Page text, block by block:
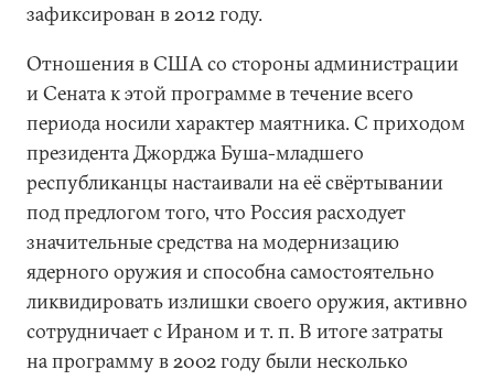
зафиксирован в 2012 году.
Отношения в США со стороны администрации
и Сената к этой программе в течение всего
периода носили характер маятника. С приходом
президента Джорджа Буша-младшего
республиканцы настаивали на её свёртывании
под предлогом того, что Россия расходует
значительные средства на модернизацию
ядерного оружия и способна самостоятельно
ликвидировать излишки своего оружия, активно
сотрудничает с Ираном и т. п. В итоге затраты
на программу в 2002 году были несколько